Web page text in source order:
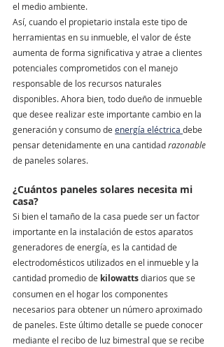
el medio ambiente.
Así, cuando el propietario instala este tipo de
herramientas en su inmueble, el valor de éste
aumenta de forma significativa y atrae a clientes
potenciales comprometidos con el manejo
responsable de los recursos naturales
disponibles. Ahora bien, todo dueño de inmueble
que desee realizar este importante cambio en la
generación y consumo de energía eléctrica debe
pensar detenidamente en una cantidad razonable
de paneles solares.
¿Cuántos paneles solares necesita mi
casa?
Si bien el tamaño de la casa puede ser un factor
importante en la instalación de estos aparatos
generadores de energía, es la cantidad de
electrodomésticos utilizados en el inmueble y la
cantidad promedio de kilowatts diarios que se
consumen en el hogar los componentes
necesarios para obtener un número aproximado
de paneles. Este último detalle se puede conocer
mediante el recibo de luz bimestral que se recibe